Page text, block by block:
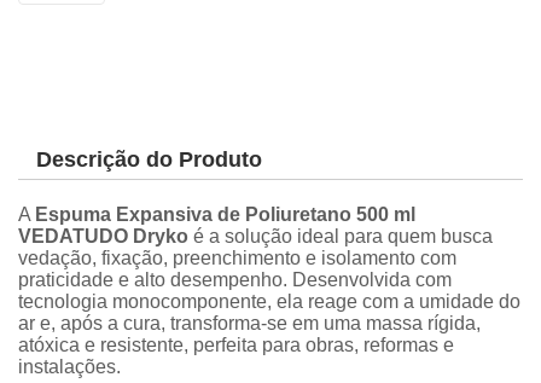
Descrição do Produto
A Espuma Expansiva de Poliuretano 500 ml
VEDATUDO Dryko é a solução ideal para quem busca
vedação, fixação, preenchimento e isolamento com
praticidade e alto desempenho. Desenvolvida com
tecnologia monocomponente, ela reage com a umidade do
ar e, após a cura, transforma-se em uma massa rígida,
atóxica e resistente, perfeita para obras, reformas e
instalações.